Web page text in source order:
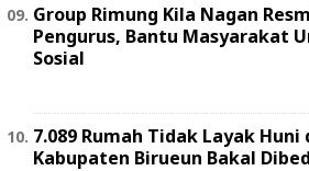
Group Rimung Kila Nagan
Pengurus, Bantu Masyarakat
Sosial
7.089 Rumah Tidak Layak Huni
Kabupaten Birueun Bakal